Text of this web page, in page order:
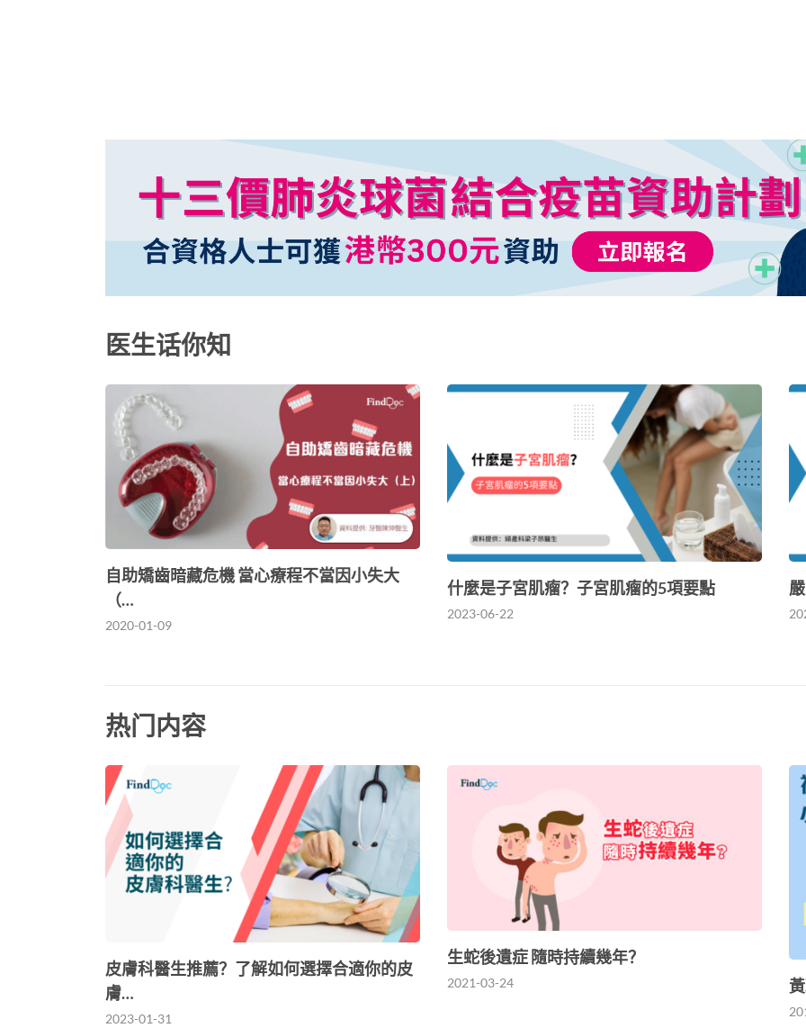
医生话你知
自助矯齒暗藏危機 當心療程不當因小失大
（…
2020-01-09
什麼是子宮肌瘤？子宮肌瘤的5項要點
2023-06-22
热门内容
皮膚科醫生推薦？了解如何選擇合適你的皮
膚…
2023-01-31
生蛇後遺症 隨時持續幾年？
2021-03-24